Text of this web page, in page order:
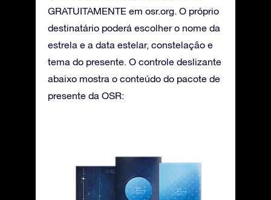
GRATUITAMENTE em osr.org. O próprio
destinatário poderá escolher o nome da
estrela e a data estelar, constelação e
tema do presente. O controle deslizante
abaixo mostra o conteúdo do pacote de
presente da OSR: